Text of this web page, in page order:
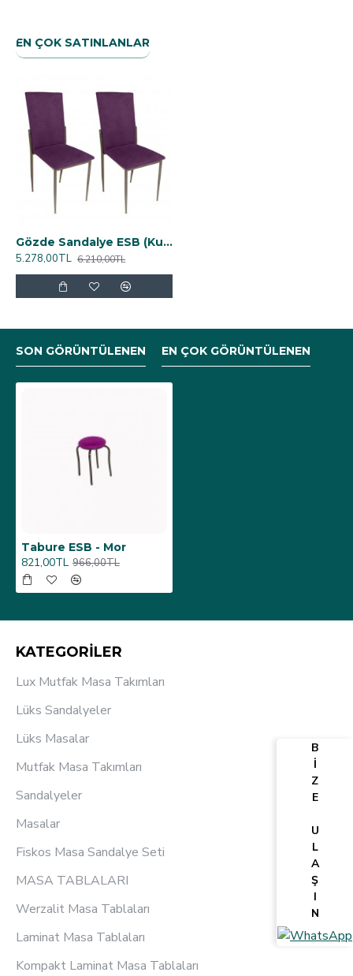
EN ÇOK SATINLANLAR
Gözde Sandalye ESB (Kumaş) (2 Adet ) - Mor
5.278,00TL 6.210,00TL
SON GÖRÜNTÜLENEN EN ÇOK GÖRÜNTÜLENEN
Tabure ESB - Mor
821,00TL 966,00TL
KATEGORİLER
Lux Mutfak Masa Takımları
Lüks Sandalyeler
Lüks Masalar
Mutfak Masa Takımları
Sandalyeler
Masalar
Fiskos Masa Sandalye Seti
MASA TABLALARI
Werzalit Masa Tablaları
Laminat Masa Tablaları
Kompakt Laminat Masa Tablaları
B
İ
Z
E
U
L
A
Ş
I
N